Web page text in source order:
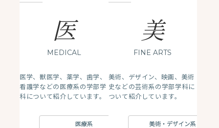
医
MEDICAL
医学、獣医学、薬学、歯学、
看護学などの医療系の学部学
科について紹介しています。
医療系
美
FINE ARTS
美術、デザイン、映画、美術
史などの芸術系の学部学科に
ついて紹介しています。
美術・デザイン系